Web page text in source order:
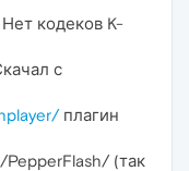
кодеков K-
с
плагин
(так